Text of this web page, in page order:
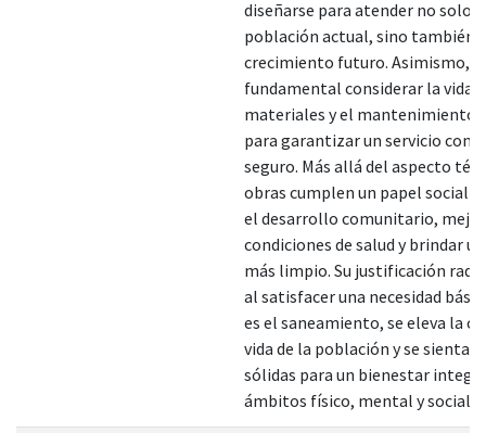
diseñarse para atender no solo
población actual, sino también
crecimiento futuro. Asimismo,
fundamental considerar la vida
materiales y el mantenimiento
para garantizar un servicio
seguro. Más allá del aspecto
obras cumplen un papel social
el desarrollo comunitario,
condiciones de salud y brindar
más limpio. Su justificación
al satisfacer una necesidad
es el saneamiento, se eleva la
vida de la población y se sientan
sólidas para un bienestar
ámbitos físico, mental y social.